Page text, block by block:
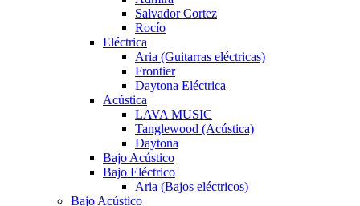
Salvador Cortez
Rocío
Eléctrica
Aria (Guitarras eléctricas)
Frontier
Daytona Eléctrica
Acústica
LAVA MUSIC
Tanglewood (Acústica)
Daytona
Bajo Acústico
Bajo Eléctrico
Aria (Bajos eléctricos)
Bajo Acústico